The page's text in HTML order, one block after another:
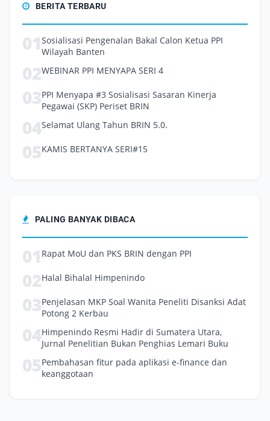
BERITA TERBARU
01 Sosialisasi Pengenalan Bakal Calon Ketua PPI
Wilayah Banten
02WEBINAR PPI MENYAPA SERI 4
03PPI Menyapa #3 Sosialisasi Sasaran Kinerja
Pegawai (SKP) Periset BRIN
04Selamat Ulang Tahun BRIN 5.0.
05KAMIS BERTANYA SERI#15
PALING BANYAK DIBACA
01 Rapat MoU dan PKS BRIN dengan PPI
02Halal Bihalal Himpenindo
03Penjelasan MKP Soal Wanita Peneliti Disanksi Adat
Potong 2 Kerbau
04Himpenindo Resmi Hadir di Sumatera Utara,
Jurnal Penelitian Bukan Penghias Lemari Buku
05Pembahasan fitur pada aplikasi e-finance dan
keanggotaan